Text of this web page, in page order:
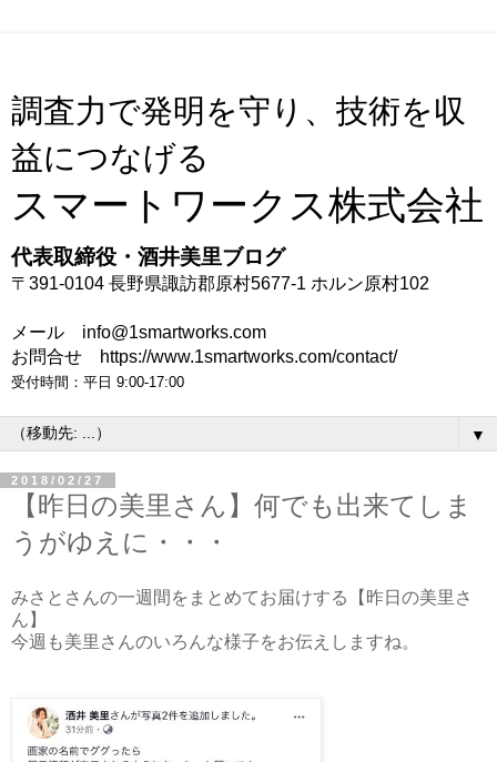
調査力で発明を守り、技術を収
益につなげる
スマートワークス株式会社
代表取締役・酒井美里ブログ
〒391-0104 長野県諏訪郡原村5677-1 ホルン原村102
メール info@1smartworks.com
お問合せ https://www.1smartworks.com/contact/
受付時間：平日 9:00-17:00
▼
2018/02/27
【昨日の美里さん】何でも出来てしま
うがゆえに・・・
みさとさんの一週間をまとめてお届けする【昨日の美里さ
ん】
今週も美里さんのいろんな様子をお伝えしますね。